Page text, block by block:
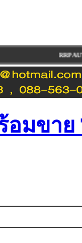
IMPORT LIMITED
มขาย